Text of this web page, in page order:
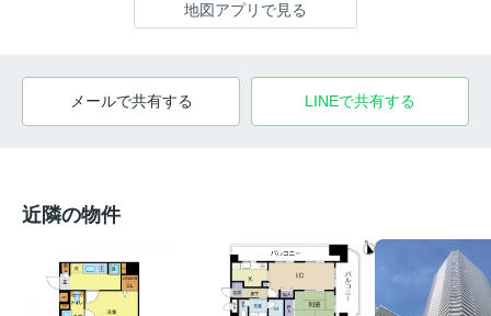
地図アプリで見る
メールで共有する LINEで共有する
近隣の物件